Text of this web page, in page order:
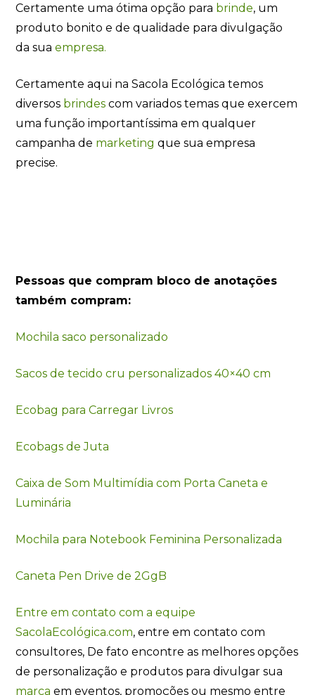
Certamente uma ótima opção para brinde, um
produto bonito e de qualidade para divulgação
da sua empresa.
Certamente aqui na Sacola Ecológica temos
diversos brindes com variados temas que exercem
uma função importantíssima em qualquer
campanha de marketing que sua empresa
precise.
Pessoas que compram bloco de anotações
também compram:
Mochila saco personalizado
Sacos de tecido cru personalizados 40×40 cm
Ecobag para Carregar Livros
Ecobags de Juta
Caixa de Som Multimídia com Porta Caneta e
Luminária
Mochila para Notebook Feminina Personalizada
Caneta Pen Drive de 2GgB
Entre em contato com a equipe
SacolaEcológica.com, entre em contato com
consultores, De fato encontre as melhores opções
de personalização e produtos para divulgar sua
marca em eventos, promoções ou mesmo entre